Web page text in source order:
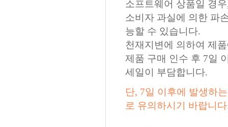
소프트웨어 상품일 경
소비자 과실에 의한 파
능할 수 있습니다.
천재지변에 의하여 제
제품 구매 인수 후 7일
세일이 부담합니다.
단, 7일 이후에 발생하
로 유의하시기 바랍니